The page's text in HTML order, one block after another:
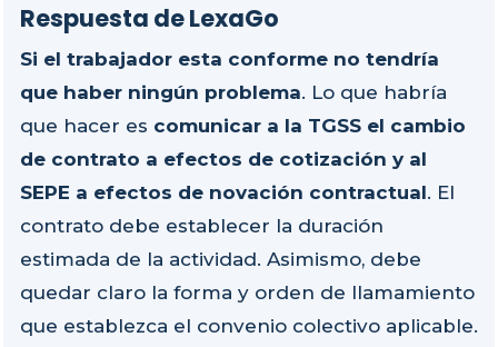
Respuesta de LexaGo
Si el trabajador esta conforme no tendría
que haber ningún problema. Lo que habría
que hacer es comunicar a la TGSS el cambio
de contrato a efectos de cotización y al
SEPE a efectos de novación contractual. El
contrato debe establecer la duración
estimada de la actividad. Asimismo, debe
quedar claro la forma y orden de llamamiento
que establezca el convenio colectivo aplicable.